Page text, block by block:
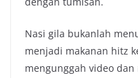
Nasi gila bukanlah
menjadi makanan hitz
mengunggah video